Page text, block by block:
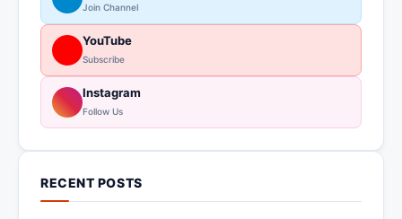
Join Channel
YouTube
Subscribe
Instagram
Follow Us
RECENT POSTS